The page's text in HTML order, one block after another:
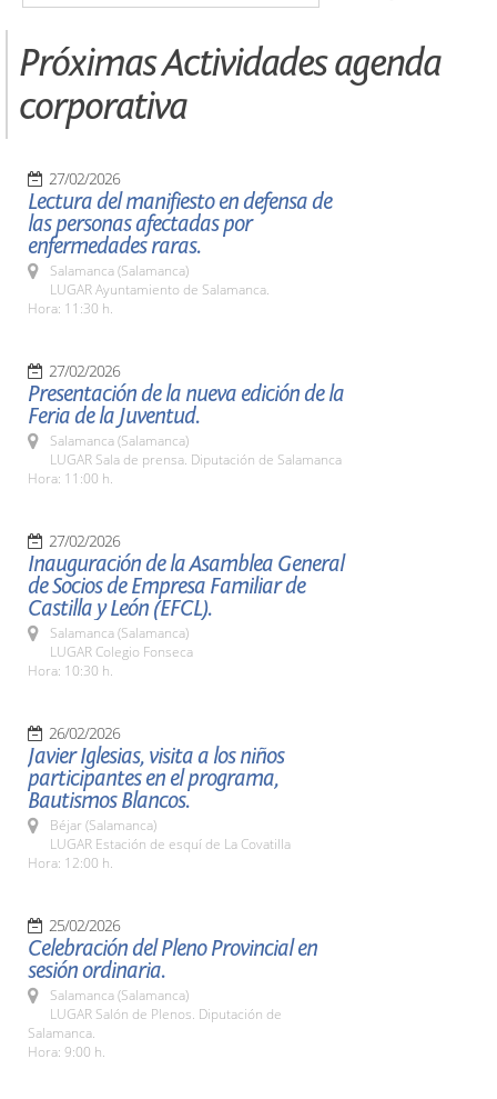
Próximas Actividades agenda
corporativa
27/02/2026
Lectura del manifiesto en defensa de
las personas afectadas por
enfermedades raras.
Salamanca (Salamanca)
LUGAR Ayuntamiento de Salamanca.
Hora: 11:30 h.
27/02/2026
Presentación de la nueva edición de la
Feria de la Juventud.
Salamanca (Salamanca)
LUGAR Sala de prensa. Diputación de Salamanca
Hora: 11:00 h.
27/02/2026
Inauguración de la Asamblea General
de Socios de Empresa Familiar de
Castilla y León (EFCL).
Salamanca (Salamanca)
LUGAR Colegio Fonseca
Hora: 10:30 h.
26/02/2026
Javier Iglesias, visita a los niños
participantes en el programa,
Bautismos Blancos.
Béjar (Salamanca)
LUGAR Estación de esquí de La Covatilla
Hora: 12:00 h.
25/02/2026
Celebración del Pleno Provincial en
sesión ordinaria.
Salamanca (Salamanca)
LUGAR Salón de Plenos. Diputación de
Salamanca.
Hora: 9:00 h.